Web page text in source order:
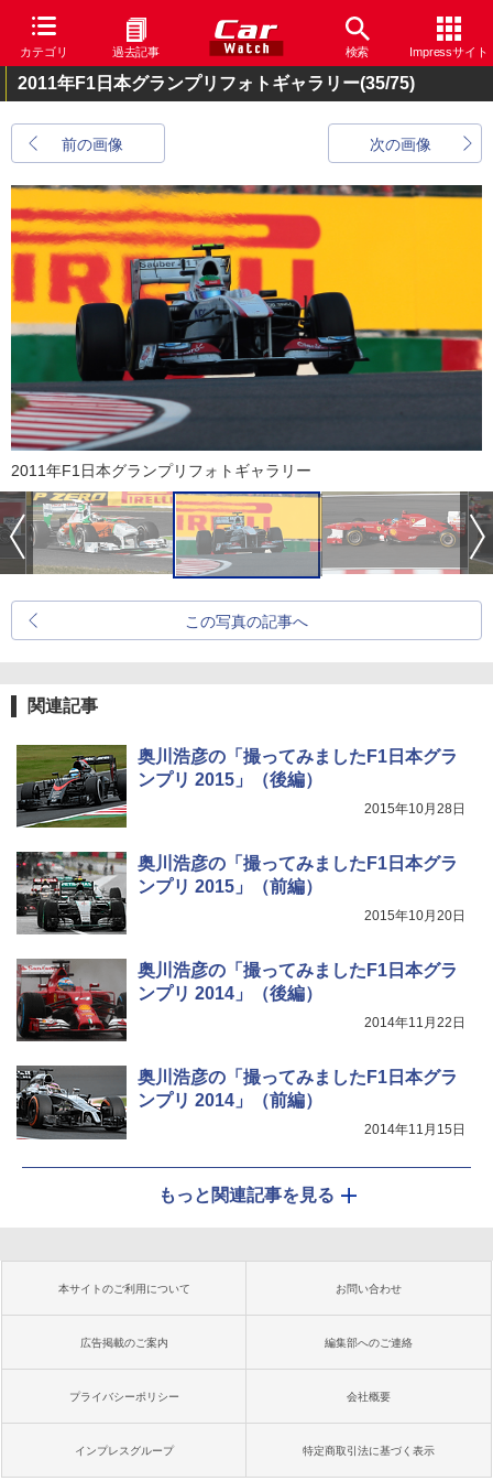
カテゴリ 過去記事 検索 Impressサイト
2011年F1日本グランプリフォトギャラリー(35/75)
前の画像 次の画像
2011年F1日本グランプリフォトギャラリー
この写真の記事へ
関連記事
奥川浩彦の「撮ってみましたF1日本グラ
ンプリ 2015」（後編）
2015年10月28日
奥川浩彦の「撮ってみましたF1日本グラ
ンプリ 2015」（前編）
2015年10月20日
奥川浩彦の「撮ってみましたF1日本グラ
ンプリ 2014」（後編）
2014年11月22日
奥川浩彦の「撮ってみましたF1日本グラ
ンプリ 2014」（前編）
2014年11月15日
もっと関連記事を見る
本サイトのご利用について お問い合わせ
広告掲載のご案内 編集部へのご連絡
プライバシーポリシー 会社概要
インプレスグループ 特定商取引法に基づく表示